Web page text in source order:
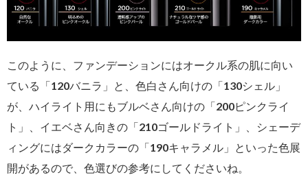
このように、ファンデーションにはオークル系の肌に向い
ている「120バニラ」と、色白さん向けの「130シェル」
が、ハイライト用にもブルベさん向けの「200ピンクライ
ト」、イエベさん向きの「210ゴールドライト」、シェーデ
ィングにはダークカラーの「190キャラメル」といった色展
開があるので、色選びの参考にしてくださいね。